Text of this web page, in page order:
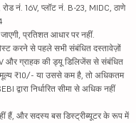
नं. 16V, प्लॉट नं. B-23, MIDC, ठाणे
प्रतिशत आधार पर नहीं.
करने से पहले सभी संबंधित दस्तावेज़ों
और ग्राहक की ड्यू डिलिजेंस से संबंधित
मूल्य ₹10/- या उससे कम है, तो अधिकतम
निर्धारित सीमा से अधिक नहीं
हैं, और सदस्य बस डिस्ट्रीब्यूटर के रूप में